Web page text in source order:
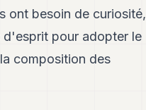
ont besoin de curiosité,
pour adopter le
composition des